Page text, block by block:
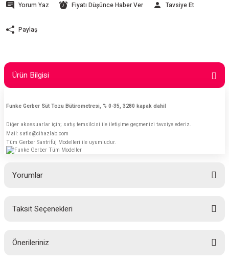
Yorum Yaz Fiyatı Düşünce Haber Ver Tavsiye Et
Paylaş
Ürün Bilgisi
Funke Gerber Süt Tozu Bütirometresi, % 0-35, 3280 kapak dahil
Diğer aksesuarlar için; satış temsilcisi ile iletişime geçmenizi tavsiye ederiz.
Mail: satis@cihazlab.com
Tüm Gerber Santrifüj Modelleri ile uyumludur.
Yorumlar
Taksit Seçenekleri
Önerileriniz